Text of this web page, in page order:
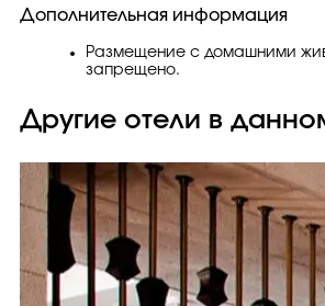
Дополнительная информация
Размещение с домашними
запрещено.
Другие отели в